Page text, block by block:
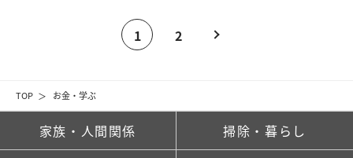
TOP お金・学ぶ
1 2
家族・人間関係 掃除・暮らし